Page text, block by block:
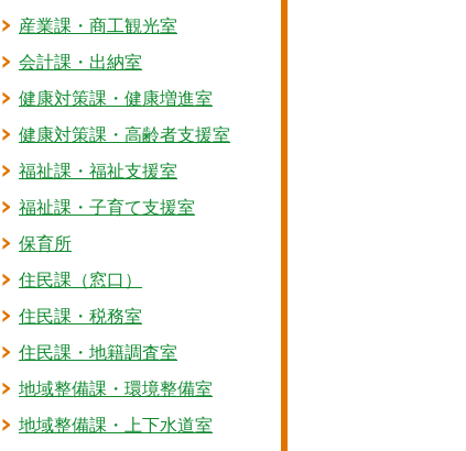
産業課・商工観光室
会計課・出納室
健康対策課・健康増進室
健康対策課・高齢者支援室
福祉課・福祉支援室
福祉課・子育て支援室
保育所
住民課（窓口）
住民課・税務室
住民課・地籍調査室
地域整備課・環境整備室
地域整備課・上下水道室